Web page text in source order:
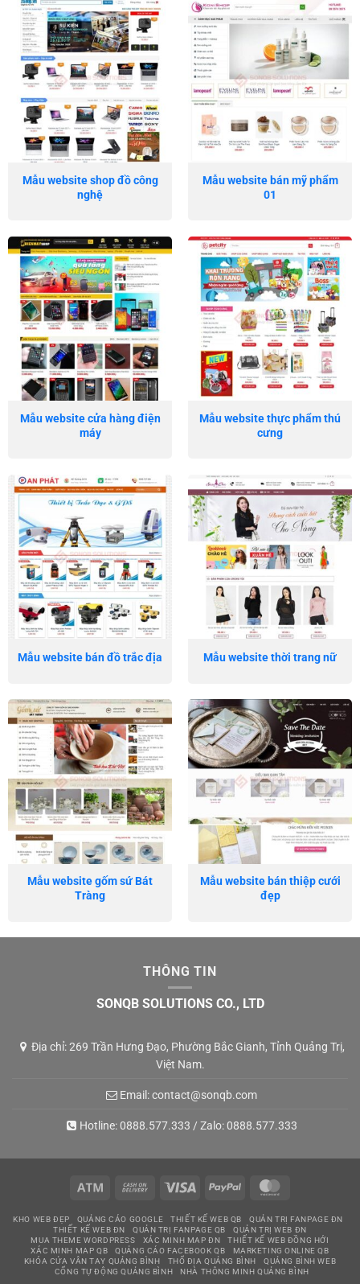
Mẫu website shop đồ công
nghệ
Mẫu website bán mỹ phẩm
01
Mẫu website cửa hàng điện
máy
Mẫu website thực phẩm thú
cưng
Mẫu website bán đồ trắc địa Mẫu website thời trang nữ
Mẫu website gốm sứ Bát
Tràng
Mẫu website bán thiệp cưới
đẹp
THÔNG TIN
SONQB SOLUTIONS CO., LTD
Địa chỉ: 269 Trần Hưng Đạo, Phường Bắc Gianh, Tỉnh Quảng Trị,
Việt Nam.
Email:contact@sonqb.com
Hotline:0888.577.333 / Zalo:0888.577.333
Atm
Cash
Delivery
Visa PayPal
KHO WEB ĐẸP QUẢNG CÁO GOOGLE THIẾT KẾ WEB QB
QUẢN TRỊ FANPAGE ĐN
THIẾT KẾ WEB ĐN
QUẢN TRỊ FANPAGE QB
QUẢN TRỊ WEB ĐN
MUA THEME WORDPRESS
XÁC MINH MAP ĐN
THIẾT KẾ WEB ĐỒNG HỚI
XÁC MINH MAP QB
QUẢNG CÁO FACEBOOK QB
MARKETING ONLINE QB
KHÓA CỬA VÂN TAY QUẢNG BÌNH
THỔ ĐỊA QUẢNG BÌNH
QUẢNG BÌNH WEB
CỔNG TỰ ĐỘNG QUẢNG BÌNH
NHÀ THÔNG MINH QUẢNG BÌNH